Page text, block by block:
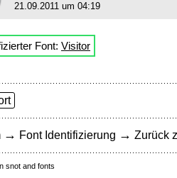
21.09.2011 um 04:19
Font: Visitor
→ Font Identifizierung → Zurück
snot and fonts